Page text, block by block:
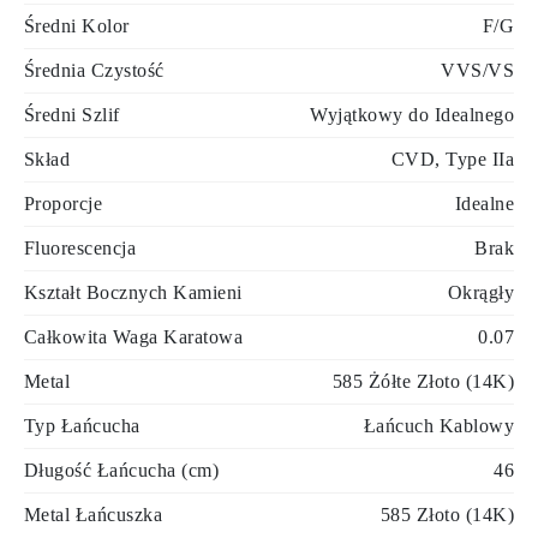
Średni Kolor F/G
Średnia Czystość VVS/VS
Średni Szlif Wyjątkowy do Idealnego
Skład CVD, Type IIa
Proporcje Idealne
Fluorescencja Brak
Kształt Bocznych Kamieni Okrągły
Całkowita Waga Karatowa 0.07
Metal 585 Żółte Złoto (14K)
Typ Łańcucha Łańcuch Kablowy
Długość Łańcucha (cm) 46
Metal Łańcuszka 585 Złoto (14K)